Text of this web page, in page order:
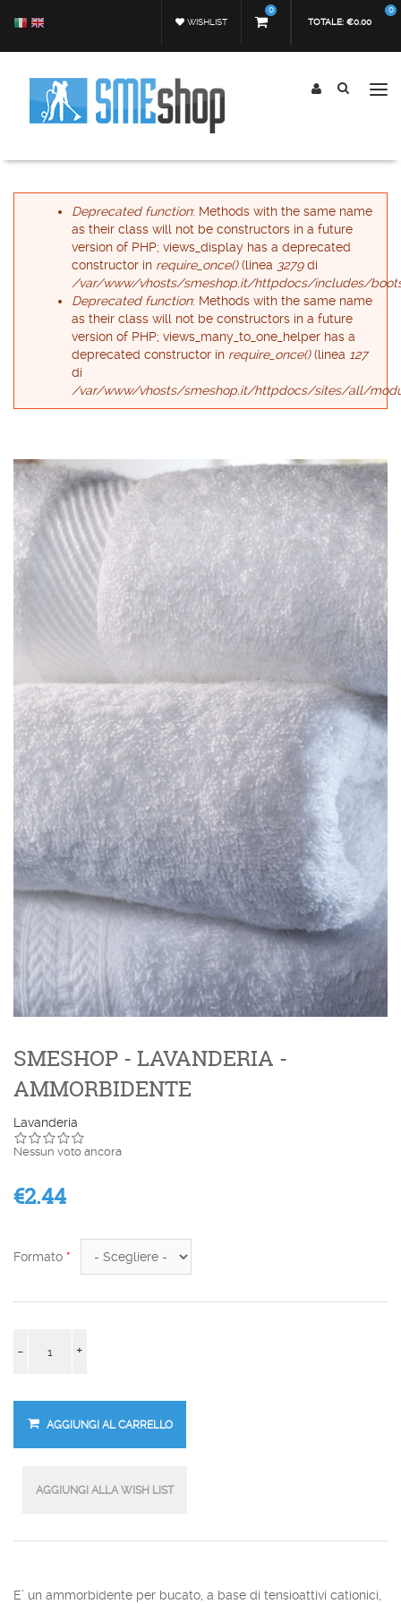
TOTALE: €0.00
0
WISHLIST
0
Form di ricerca
Cerca
Messaggio di errore
Deprecated function: Methods with the same name
as their class will not be constructors in a future
version of PHP; views_display has a deprecated
constructor in require_once()(linea 3279di
/var/www/vhosts/smeshop.it/httpdocs/includes/
Deprecated function: Methods with the same name
as their class will not be constructors in a future
version of PHP; views_many_to_one_helper has a
deprecated constructor in require_once()(linea 127
di
/var/www/vhosts/smeshop.it/httpdocs/sites/all/
SMESHOP - LAVANDERIA -
AMMORBIDENTE
Lavanderia
Nessun voto ancora
€2.44
Formato *
- +
E’ un ammorbidente per bucato, a base di tensioattivi cationici,